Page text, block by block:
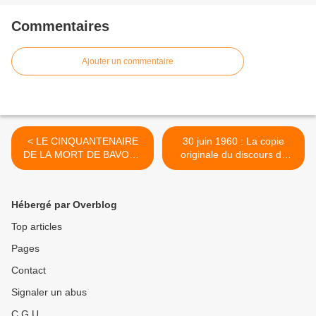
Commentaires
Ajouter un commentaire
< LE CINQUANTENAIRE
DE LA MORT DE BAVON :
LES ŒUVRES MYTHIQUES
30 juin 1960 : La copie
originale du discours de
Lumumba >
Hébergé par Overblog
Top articles
Pages
Contact
Signaler un abus
C.G.U.